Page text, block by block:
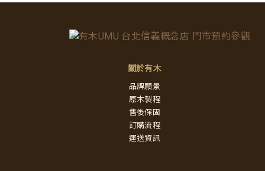
關於有木
品牌願景
原木製程
售後保固
訂購流程
運送資訊